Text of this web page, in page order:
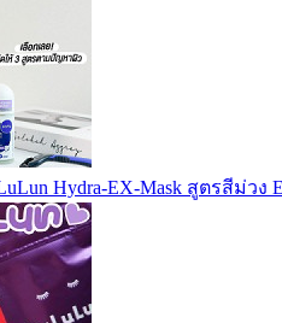
Hydra-EX-Mask สูตรสีม่วง